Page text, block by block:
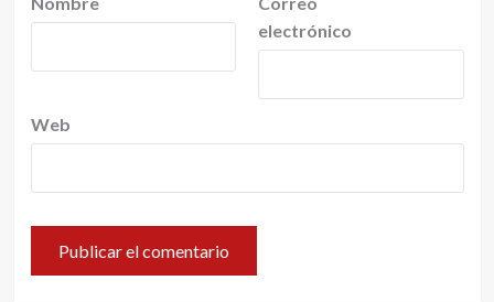
electrónico
Web